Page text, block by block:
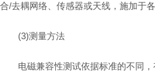
合/去耦网络、传感器或天线，施加于
(3)测量方法
电磁兼容性测试依据标准的不同